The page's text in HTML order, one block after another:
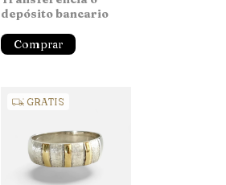
depósito bancario
Comprar
GRATIS